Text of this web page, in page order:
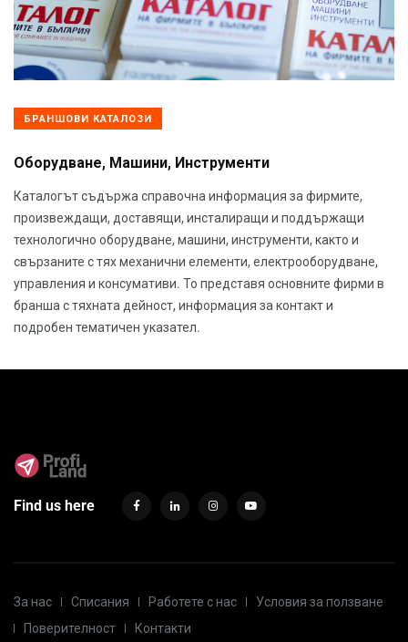
БРАНШОВИ КАТАЛОЗИ
Оборудване, Машини, Инструменти
Каталогът съдържа справочна информация за фирмите,
произвеждащи, доставящи, инсталиращи и поддържащи
технологично оборудване, машини, инструменти, както и
свързаните с тях механични елементи, електрооборудване,
управления и консумативи. То представя основните фирми в
бранша с тяхната дейност, информация за контакт и
подробен тематичен указател.
Find us here
За нас Списания Работете с нас
Условия за ползване
Поверителност
Контакти